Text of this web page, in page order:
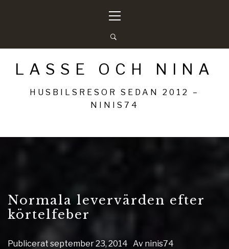
meny
LASSE OCH NINA
HUSBILSRESOR SEDAN 2012 –
NINIS74
Normala levervärden efter
körtelfeber
Publicerat september 23, 2014 Av ninis74